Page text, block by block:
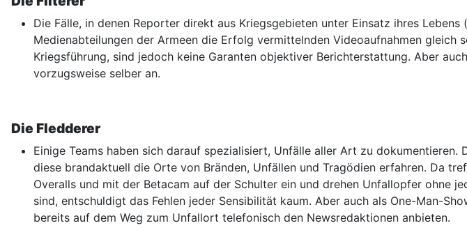
Die Fälle, in denen Reporter direkt aus Kriegsgebieten unter Einsatz ihres
Medienabteilungen der Armeen die Erfolg vermittelnden Videoaufnahmen
Kriegsführung, sind jedoch keine Garanten objektiver Berichterstattung. Aber
vorzugsweise selber an.
Die Fledderer
Einige Teams haben sich darauf spezialisiert, Unfälle aller Art zu
diese brandaktuell die Orte von Bränden, Unfällen und Tragödien erfahren. Da
Overalls und mit der Betacam auf der Schulter ein und drehen Unfallopfer ohne
sind, entschuldigt das Fehlen jeder Sensibilität kaum. Aber auch als One-Man-
bereits auf dem Weg zum Unfallort telefonisch den Newsredaktionen anbieten.